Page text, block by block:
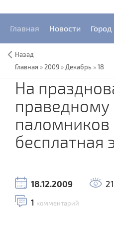
Главная Новости Город
Назад
Главная » 2009 » Декабрь »18
На
паломников
бесплатная
18.12.2009
1 комментарий